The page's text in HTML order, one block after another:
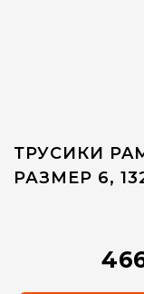
ТРУСИКИ
РАЗМЕР 6,